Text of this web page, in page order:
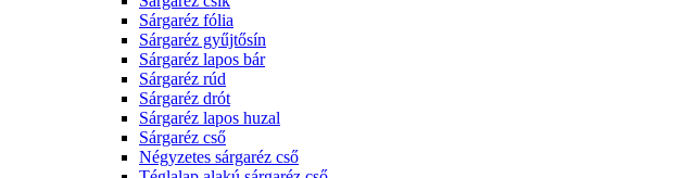
Sárgaréz fólia
Sárgaréz gyűjtősín
Sárgaréz lapos bár
Sárgaréz rúd
Sárgaréz drót
Sárgaréz lapos huzal
Sárgaréz cső
Négyzetes sárgaréz cső